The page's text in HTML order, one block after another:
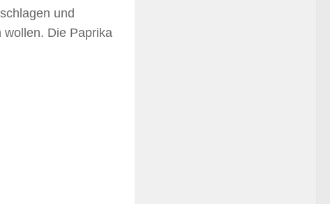
und
wollen. Die Paprika